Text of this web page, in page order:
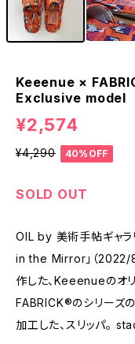
Keeenue ×
Exclusive model
¥2,574
¥4,290 40%OFF
SOLD OUT
OIL by 美術手帖ギャ
in the Mirror」（2022/
作した、Keeenueのオ
FABRICK®︎のシリーズ
加工した、スリッパ。